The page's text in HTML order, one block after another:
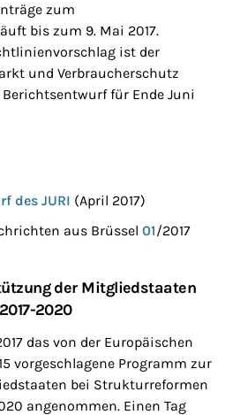
zum
bis zum 9. Mai 2017.
ist der
und Verbraucherschutz
Berichtsentwurf für Ende Juni
des JURI (April 2017)
aus Brüssel 01/2017
der Mitgliedstaaten
2020
das von der Europäischen
vorgeschlagene Programm zur
bei Strukturreformen
angenommen. Einen Tag